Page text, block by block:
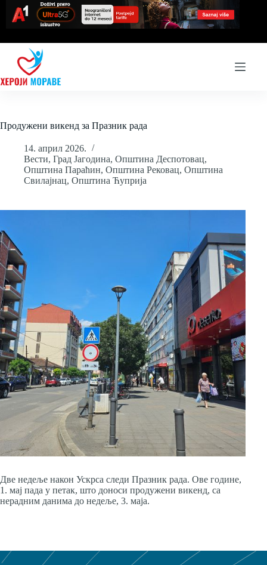
content
Продужени викенд за Празник рада
14. април 2026.
Вести, Град Јагодина, Општина Деспотовац,
Општина Параћин, Општина Рековац, Општина
Свилајнац, Општина Ћуприја
Две недеље након Ускрса следи Празник рада. Ове године,
1. мај пада у петак, што доноси продужени викенд, са
нерадним данима до недеље, 3. маја.